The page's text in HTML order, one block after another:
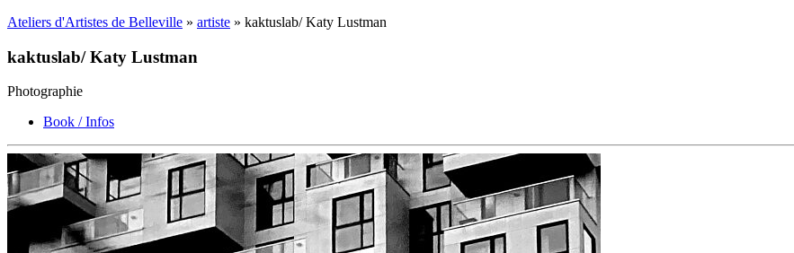
Ateliers d'Artistes de Belleville » artiste » kaktuslab/ Katy Lustman
kaktuslab/ Katy Lustman
Photographie
Book / Infos